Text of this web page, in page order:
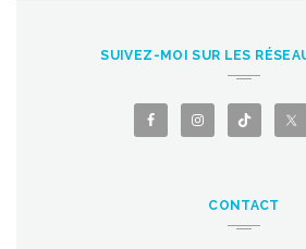
SUIVEZ-MOI SUR LES
CONTACT